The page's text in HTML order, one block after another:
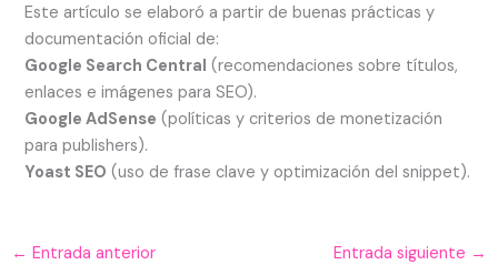
Este artículo se elaboró a partir de buenas prácticas y
documentación oficial de:
Google Search Central (recomendaciones sobre títulos,
enlaces e imágenes para SEO).
Google AdSense (políticas y criterios de monetización
para publishers).
Yoast SEO (uso de frase clave y optimización del snippet).
← Entrada anterior Entrada siguiente →